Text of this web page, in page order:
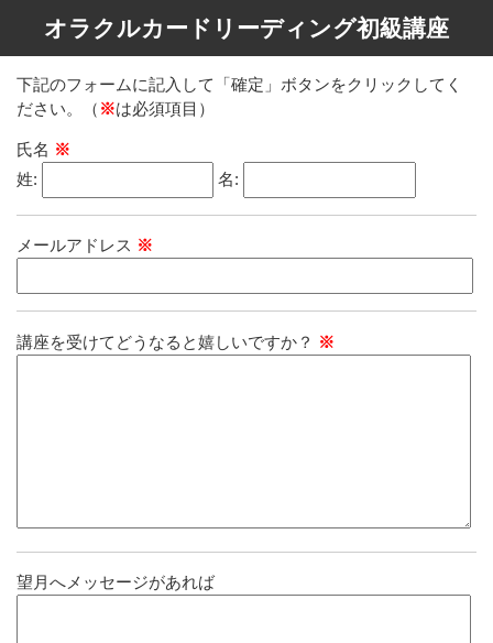
オラクルカードリーディング初級講座
下記のフォームに記入して「確定」ボタンをクリックしてく
ださい。（ ※は必須項目）
氏名 ※
姓:
名:
メールアドレス ※
講座を受けてどうなると嬉しいですか？ ※
望月へメッセージがあれば